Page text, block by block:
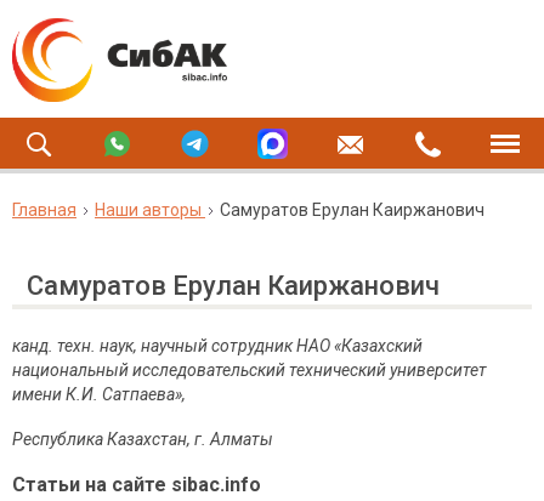
Главная Наши авторы Самуратов Ерулан Каиржанович
Самуратов Ерулан Каиржанович
канд. техн. наук, научный сотрудник НАО «Казахский
национальный исследовательский технический университет
имени К.И. Сатпаева»,
Республика Казахстан, г. Алматы
Статьи на сайте sibac.info